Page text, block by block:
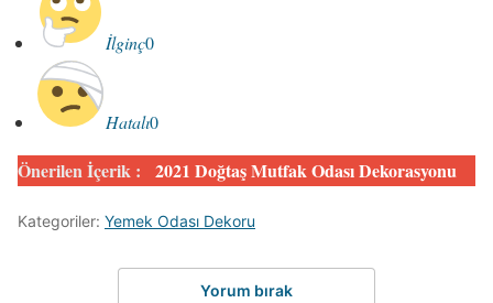
İlginç0
Hatalı0
Önerilen İçerik : 2021 Doğtaş Mutfak Odası Dekorasyonu
Kategoriler: Yemek Odası Dekoru
Yorum bırak